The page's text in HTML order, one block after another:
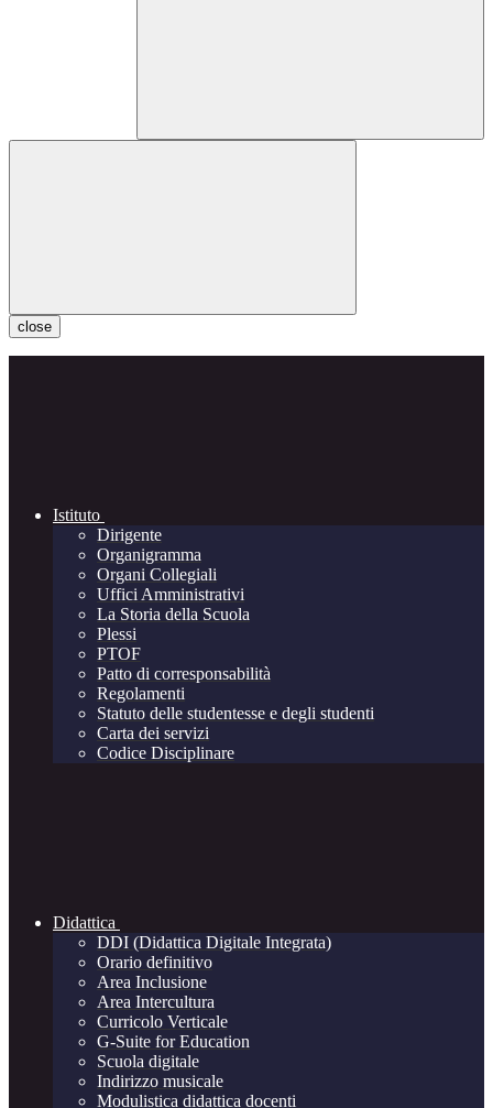
close
Istituto
Dirigente
Organigramma
Organi Collegiali
Uffici Amministrativi
La Storia della Scuola
Plessi
PTOF
Patto di corresponsabilità
Regolamenti
Statuto delle studentesse e degli studenti
Carta dei servizi
Codice Disciplinare
Didattica
DDI (Didattica Digitale Integrata)
Orario definitivo
Area Inclusione
Area Intercultura
Curricolo Verticale
G-Suite for Education
Scuola digitale
Indirizzo musicale
Modulistica didattica docenti